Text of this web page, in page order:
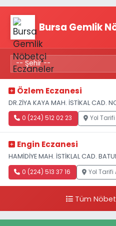
Bursa Gemlik
Özlem Eczanesi
DR.ZİYA KAYA MAH. İSTİKAL CAD.
0 (224) 512 02 23 Yol Tarifi
Engin Eczanesi
HAMİDİYE MAH. İSTİKLAL CAD.
0 (224) 513 37 16 Yol Tarifi
Tüm